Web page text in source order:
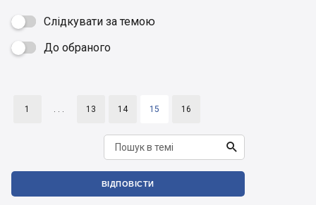
Слідкувати за темою
 До обраного
1 . . . 13 14 15 16

ВІДПОВІСТИ